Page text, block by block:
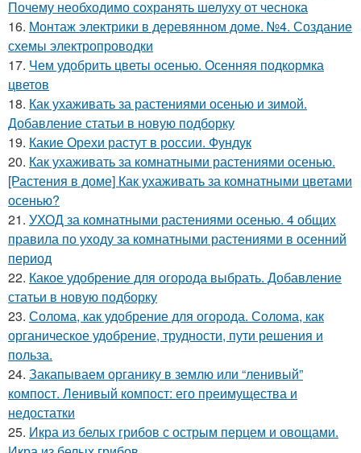
Почему необходимо сохранять шелуху от чеснока
16. Монтаж электрики в деревянном доме. №4. Создание
схемы электропроводки
17. Чем удобрить цветы осенью. Осенняя подкормка
цветов
18. Как ухаживать за растениями осенью и зимой.
Добавление статьи в новую подборку
19. Какие Орехи растут в россии. Фундук
20. Как ухаживать за комнатными растениями осенью.
[Растения в доме] Как ухаживать за комнатными цветами
осенью?
21. УХОД за комнатными растениями осенью. 4 общих
правила по уходу за комнатными растениями в осенний
период
22. Какое удобрение для огорода выбрать. Добавление
статьи в новую подборку
23. Солома, как удобрение для огорода. Солома, как
органическое удобрение, трудности, пути решения и
польза.
24. Закапываем органику в землю или “ленивый”
компост. Ленивый компост: его преимущества и
недостатки
25. Икра из белых грибов с острым перцем и овощами.